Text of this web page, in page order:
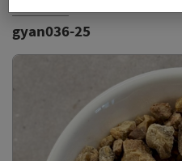
gyan036-25